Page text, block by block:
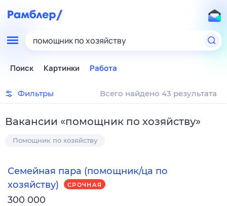
помощник по хозяйству
Поиск Картинки Работа
Фильтры Всего найдено 43 результата
Вакансии «помощник по хозяйству»
Помощник по хозяйству
Семейная пара (помощник/ца по
хозяйству)
СРОЧНАЯ
300 000